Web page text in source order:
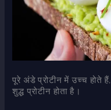
पूरे अंडे प्रोटीन में उच्च
शुद्ध प्रोटीन होता है।